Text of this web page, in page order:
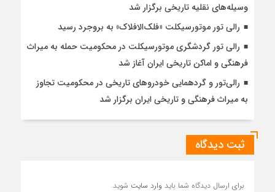
وسیله‌های نقلیه تاریخی برگزار شد
رالی تور موتورسیکلت «فلک‌الافلاک» به بروجرد رسید
رالی تور گردشگری موتورسیکلت در محکومیت حمله به میراث
فرهنگی و اماکن تاریخی ایران آغاز شد
رالی‌تور و گردهمایی خودروهای تاریخی در محکومیت تجاوز
به میراث فرهنگی و تاریخی ایران برگزار شد
ثبت دیدگاه
برای ارسال دیدگاه شما باید وارد سایت شوید.